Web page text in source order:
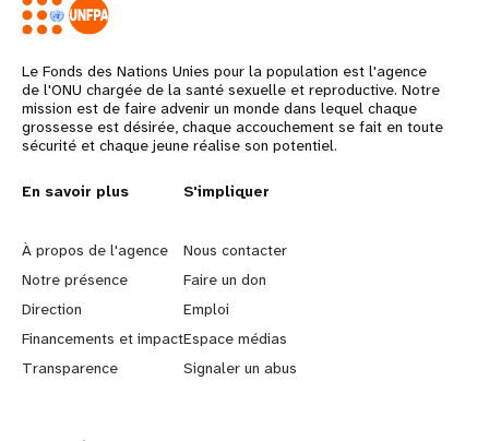
Le Fonds des Nations Unies pour la population est l'agence
de l'ONU chargée de la santé sexuelle et reproductive. Notre
mission est de faire advenir un monde dans lequel chaque
grossesse est désirée, chaque accouchement se fait en toute
sécurité et chaque jeune réalise son potentiel.
L
e
a
r
n
En savoir plus
À propos de l'agence
Notre présence
Direction
Financements et impact
Transparence
G
o
b
e
y
S'impliquer
Nous contacter
Faire un don
Emploi
Espace médias
Signaler un abus